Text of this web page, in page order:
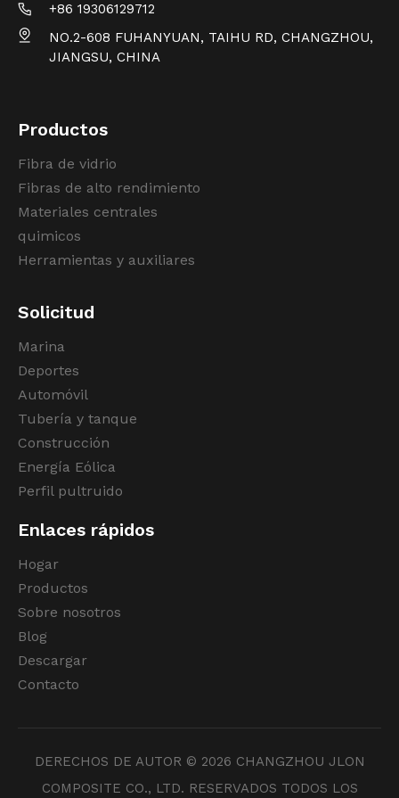
+86 19306129712
NO.2-608 FUHANYUAN, TAIHU RD, CHANGZHOU,
JIANGSU, CHINA
Productos
Fibra de vidrio
Fibras de alto rendimiento
Materiales centrales
quimicos
Herramientas y auxiliares
Solicitud
Marina
Deportes
Automóvil
Tubería y tanque
Construcción
Energía Eólica
Perfil pultruido
Enlaces rápidos
Hogar
Productos
Sobre nosotros
Blog
Descargar
Contacto
DERECHOS DE AUTOR © 2026 CHANGZHOU JLON
COMPOSITE CO., LTD. RESERVADOS TODOS LOS